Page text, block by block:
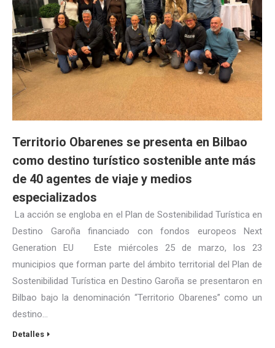
Territorio Obarenes se presenta en Bilbao
como destino turístico sostenible ante más
de 40 agentes de viaje y medios
especializados
La acción se engloba en el Plan de Sostenibilidad Turística en
Destino Garoña financiado con fondos europeos Next
Generation EU Este miércoles 25 de marzo, los 23
municipios que forman parte del ámbito territorial del Plan de
Sostenibilidad Turística en Destino Garoña se presentaron en
Bilbao bajo la denominación “Territorio Obarenes” como un
destino…
Detalles